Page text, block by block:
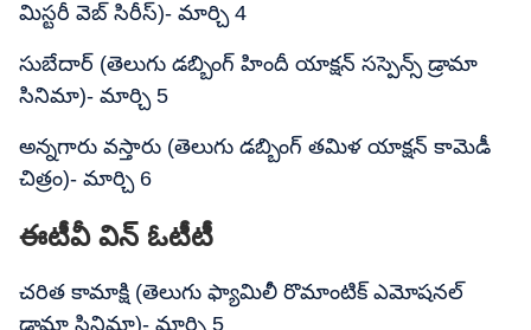
మిస్టరీ వెబ్ సిరీస్)- మార్చి 4
సుబేదార్ (తెలుగు డబ్బింగ్ హిందీ యాక్షన్ సస్పెన్స్ డ్రామా
సినిమా)- మార్చి 5
అన్నగారు వస్తారు (తెలుగు డబ్బింగ్ తమిళ యాక్షన్ కామెడీ
చిత్రం)- మార్చి 6
ఈటీవీ విన్ ఓటీటీ
చరిత కామాక్షి (తెలుగు ఫ్యామిలీ రొమాంటిక్ ఎమోషనల్
డ్రామా సినిమా)- మార్చి 5